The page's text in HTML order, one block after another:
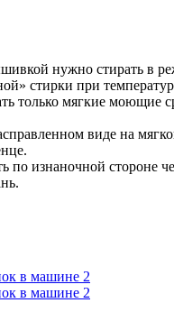
нужно стирать в
стирки при
только мягкие моющие
виде на
изнаночной стороне